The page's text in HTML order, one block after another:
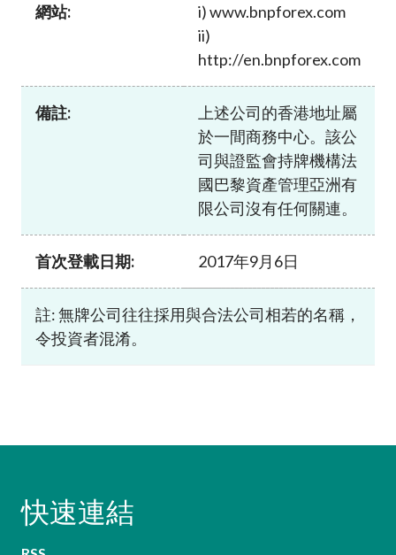
加入本會
網站:
i) www.bnpforex.com
ii)
http://en.bnpforex.com
備註:
上述公司的香港地址屬
於一間商務中心。該公
司與證監會持牌機構法
國巴黎資產管理亞洲有
限公司沒有任何關連。
首次登載日期: 2017年9月6日
註: 無牌公司往往採用與合法公司相若的名稱，
令投資者混淆。
快速連結